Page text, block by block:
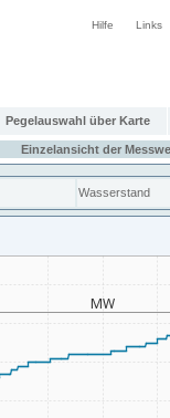
Hilfe Links
Pegelauswahl über Karte
Einzelansicht der
Wasserstand